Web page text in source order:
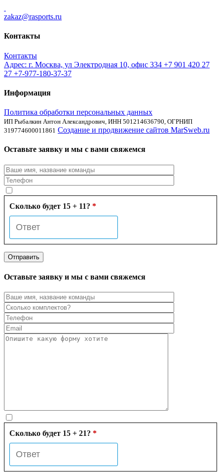
zakaz@rasports.ru
Контакты
Контакты
Адрес: г. Москва, ул Электродная 10, офис 334 +7 901 420 27
27 +7-977-180-37-37
Информация
Политика обработки персональных данных
ИП Рыбалкин Антон Александрович, ИНН 501214636790, ОГРНИП
319774600011861 Создание и продвижение сайтов MarSweb.ru
Оставьте заявку и мы с вами свяжемся
Сколько будет 15 + 11? *
Оставьте заявку и мы с вами свяжемся
Сколько будет 15 + 21? *